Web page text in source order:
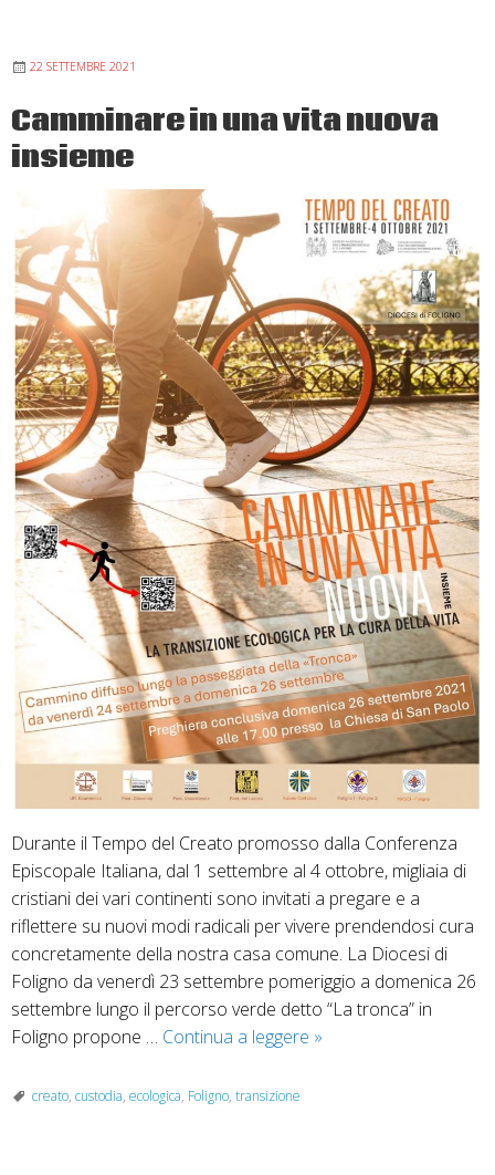
custodia
22 SETTEMBRE 2021
Camminare in una vita nuova
insieme
Durante il Tempo del Creato promosso dalla Conferenza
Episcopale Italiana, dal 1 settembre al 4 ottobre, migliaia di
cristiani dei vari continenti sono invitati a pregare e a
riflettere su nuovi modi radicali per vivere prendendosi cura
concretamente della nostra casa comune. La Diocesi di
Foligno da venerdì 23 settembre pomeriggio a domenica 26
settembre lungo il percorso verde detto “La tronca” in
Foligno propone … Continua a leggere Camminare
»
creato, custodia, ecologica, Foligno, transizione